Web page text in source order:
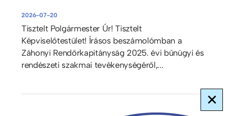
2026-07-20
Tisztelt Polgármester Úr! Tisztelt
Képviselőtestület! Írásos beszámolómban a
Záhonyi Rendőrkapitányság 2025. évi bűnügyi és
rendészeti szakmai tevékenységéről,...
×